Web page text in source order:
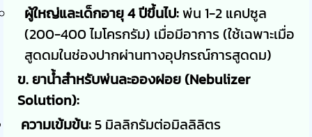
ผู้ใหญ่และเด็กอายุ 4 ปีขึ้นไป:พ่น 1-2 แคปซูล
(200-400 ไมโครกรัม) เมื่อมีอาการ (ใช้เฉพาะเมื่อ
สูดดมในช่องปากผ่านทางอุปกรณ์การสูดดม)
ข. ยาน้ำสำหรับพ่นละอองฝอย (Nebulizer
Solution):
ความเข้มข้น:5 มิลลิกรัมต่อมิลลิลิตร